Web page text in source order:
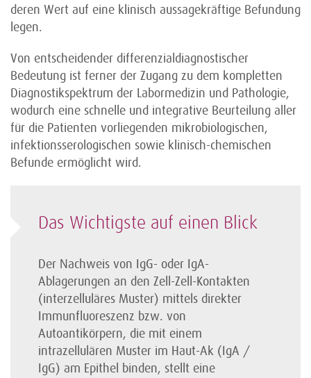
deren Wert auf eine klinisch aussagekräftige Befundung
legen.
Von entscheidender differenzialdiagnostischer
Bedeutung ist ferner der Zugang zu dem kompletten
Dia­gnostikspektrum der Labormedizin und Patho­logie,
wodurch eine schnelle und integrative Beurtei­lung aller
für die Patienten vorliegenden mikrobio­logischen,
infektionsserologischen sowie klinisch-che­mischen
Befunde ermöglicht wird.
Das Wichtigste auf einen Blick
Der Nachweis von IgG- oder IgA-
Ablagerungen an den Zell-Zell-Kontakten
(interzelluläres Muster) mittels direkter
Immunfluoreszenz bzw. von
Autoantikörpern, die mit einem
intrazellulären Muster im Haut-Ak (IgA /
IgG) am Epithel binden, stellt eine